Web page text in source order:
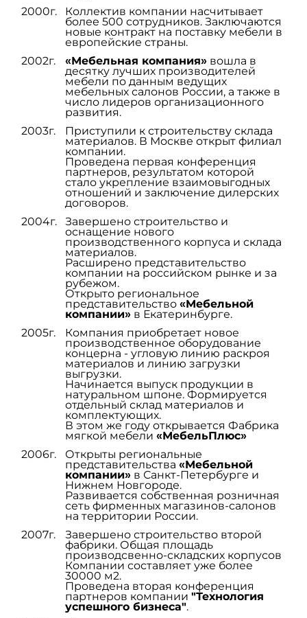
2000г.
Коллектив компании насчитывает
более 500 сотрудников. Заключаются
новые контракт на поставку мебели в
европейские страны.
2002г.
«Мебельная компания»вошла в
десятку лучших производителей
мебели по данным ведущих
мебельных салонов России, а также в
число лидеров организационного
развития.
2003г.
Приступили к строительству склада
материалов. В Москве открыт филиал
компании.
Проведена первая конференция
партнеров, результатом которой
стало укрепление взаимовыгодных
отношений и заключение дилерских
договоров.
2004г.
Завершено строительство и
оснащение нового
производственного корпуса и склада
материалов.
Расширено представительство
компании на российском рынке и за
рубежом.
Открыто региональное
представительство «Мебельной
компании»в Екатеринбурге.
2005г.
Компания приобретает новое
производственное оборудование
концерна - угловую линию раскроя
материалов и линию загрузки
выгрузки.
Начинается выпуск продукции в
натуральном шпоне. Формируется
отдельный склад материалов и
комплектующих.
В этом же году открывается Фабрика
мягкой мебели «МебельПлюс»
2006г.
Открыты региональные
представительства «Мебельной
компании»в Санкт-Петербурге и
Нижнем Новгороде.
Развивается собственная розничная
сеть фирменных магазинов-салонов
на территории России.
2007г.
Завершено строительство второй
фабрики. Общая площадь
производсвенно-складских корпусов
Компании составляет уже более
30000 м2.
Проведена вторая конференция
партнеров компании "Технология
успешного бизнеса".